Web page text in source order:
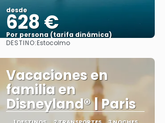
desde
628 €
Por persona (tarifa dinámica)
Ver más
DESTINO:Estocolmo
Vacaciones en
familia en
Disneyland® | Paris